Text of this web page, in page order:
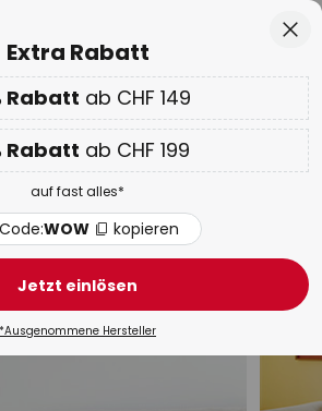
01D 11H 19M 02S
13% ab CHF 199 extraauf fast alles
WOW kopieren
Week:Bis zu -70%
Tischleuchten
Salzlampen Klemmleuchten
Extra Rabatt
Rabatt ab CHF 149
Rabatt ab CHF 199
auf fast alles*
WOW kopieren
Jetzt einlösen
*Ausgenommene Hersteller